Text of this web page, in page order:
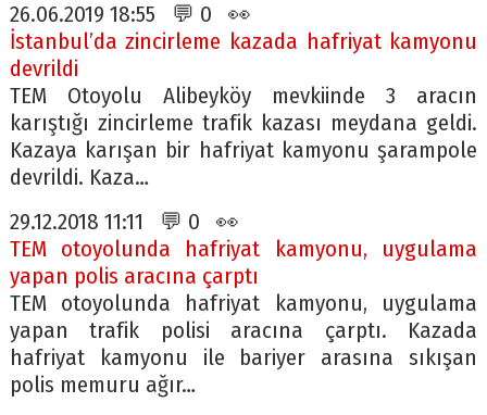
26.06.2019 18:55 💬 0 👀
İstanbul’da zincirleme kazada hafriyat kamyonu
devrildi
TEM Otoyolu Alibeyköy mevkiinde 3 aracın
karıştığı zincirleme trafik kazası meydana geldi.
Kazaya karışan bir hafriyat kamyonu şarampole
devrildi. Kaza…
29.12.2018 11:11 💬 0 👀
TEM otoyolunda hafriyat kamyonu, uygulama
yapan polis aracına çarptı
TEM otoyolunda hafriyat kamyonu, uygulama
yapan trafik polisi aracına çarptı. Kazada
hafriyat kamyonu ile bariyer arasına sıkışan
polis memuru ağır…